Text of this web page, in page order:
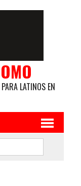
LATINOS EN